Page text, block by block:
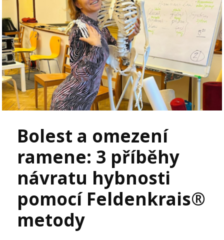
Bolest a omezení
ramene: 3 příběhy
návratu hybnosti
pomocí Feldenkrais®
metody